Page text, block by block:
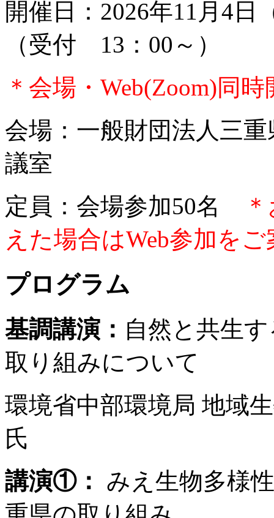
開催日：2026年11月4
（受付 13：00～）
＊会場・Web(Zoom)同時
会場：一般財団法人三
議室
定員：会場参加50名
えた場合はWeb参加を
プログラム
基調講演： 自然と共生
取り組みについて
環境省中部環境局 地
氏
講演①：
みえ生物多様